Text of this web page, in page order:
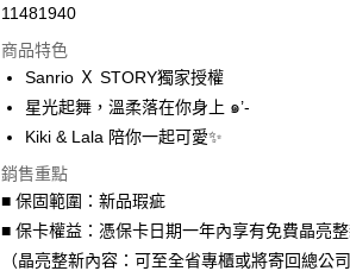
3 期 0 利率 每期 NT$1,193
合作金庫商業銀行
華南商業銀行
國泰世華商業銀行
臺灣中小企業銀行
匯豐（台灣）商業銀行
華泰商業銀
聯邦商業銀行
遠東國際商
6 期 0 利率 每期NT$596
合作金庫商業銀行
華南商業銀行
上海商業儲蓄銀行
國泰世華商業銀行
臺灣中小企業銀行
台中商業銀
匯豐（台灣）商業銀行
華泰商業銀行
超商取貨付款
LINE Pay
Apple Pay
11481940
商品特色
Sanrio Ｘ STORY獨家授權
星光起舞，溫柔落在你身上 ๑’-
Kiki & Lala 陪你一起可愛✨
銷售重點
■ 保固範圍：新品瑕疵
■ 保卡權益：憑保卡日期一年內享有免費晶亮整
（晶亮整新內容：可至全省專櫃或將寄回總公